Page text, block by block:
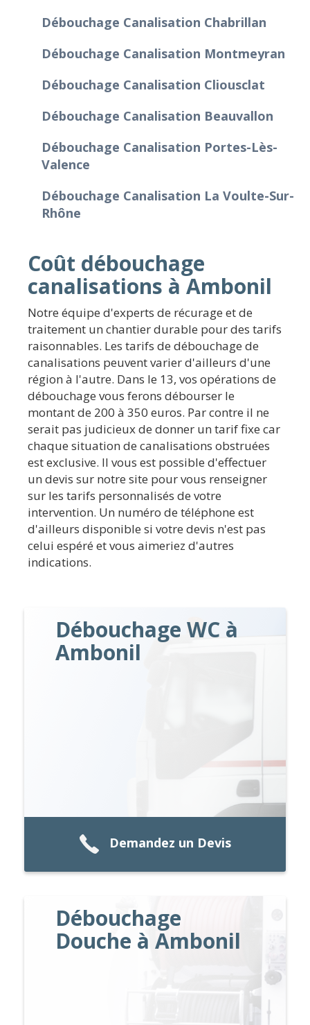
Débouchage Canalisation Chabrillan
Débouchage Canalisation Montmeyran
Débouchage Canalisation Cliousclat
Débouchage Canalisation Beauvallon
Débouchage Canalisation Portes-Lès-
Valence
Débouchage Canalisation La Voulte-Sur-
Rhône
Coût débouchage
canalisations à Ambonil
Notre équipe d'experts de récurage et de
traitement un chantier durable pour des tarifs
raisonnables. Les tarifs de débouchage de
canalisations peuvent varier d'ailleurs d'une
région à l'autre. Dans le 13, vos opérations de
débouchage vous ferons débourser le
montant de 200 à 350 euros. Par contre il ne
serait pas judicieux de donner un tarif fixe car
chaque situation de canalisations obstruées
est exclusive. Il vous est possible d'effectuer
un devis sur notre site pour vous renseigner
sur les tarifs personnalisés de votre
intervention. Un numéro de téléphone est
d'ailleurs disponible si votre devis n'est pas
celui espéré et vous aimeriez d'autres
indications.
Débouchage WC à
Ambonil
Demandez un Devis
Débouchage
Douche à Ambonil